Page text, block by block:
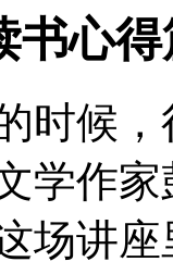
书心得
时候
学作
场讲